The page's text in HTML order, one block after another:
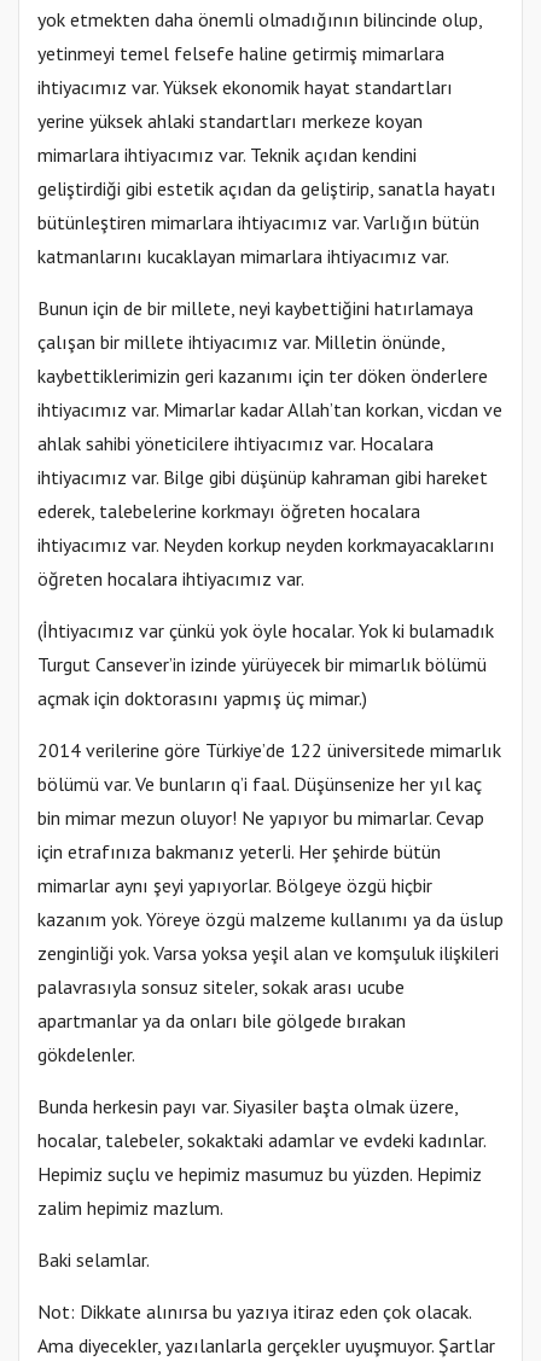
yok etmekten daha önemli olmadığının bilincinde olup,
yetinmeyi temel felsefe haline getirmiş mimarlara
ihtiyacımız var. Yüksek ekonomik hayat standartları
yerine yüksek ahlaki standartları merkeze koyan
mimarlara ihtiyacımız var. Teknik açıdan kendini
geliştirdiği gibi estetik açıdan da geliştirip, sanatla hayatı
bütünleştiren mimarlara ihtiyacımız var. Varlığın bütün
katmanlarını kucaklayan mimarlara ihtiyacımız var.
Bunun için de bir millete, neyi kaybettiğini hatırlamaya
çalışan bir millete ihtiyacımız var. Milletin önünde,
kaybettiklerimizin geri kazanımı için ter döken önderlere
ihtiyacımız var. Mimarlar kadar Allah’tan korkan, vicdan ve
ahlak sahibi yöneticilere ihtiyacımız var. Hocalara
ihtiyacımız var. Bilge gibi düşünüp kahraman gibi hareket
ederek, talebelerine korkmayı öğreten hocalara
ihtiyacımız var. Neyden korkup neyden korkmayacaklarını
öğreten hocalara ihtiyacımız var.
(İhtiyacımız var çünkü yok öyle hocalar. Yok ki bulamadık
Turgut Cansever’in izinde yürüyecek bir mimarlık bölümü
açmak için doktorasını yapmış üç mimar.)
2014 verilerine göre Türkiye’de 122 üniversitede mimarlık
bölümü var. Ve bunların q’i faal. Düşünsenize her yıl kaç
bin mimar mezun oluyor! Ne yapıyor bu mimarlar. Cevap
için etrafınıza bakmanız yeterli. Her şehirde bütün
mimarlar aynı şeyi yapıyorlar. Bölgeye özgü hiçbir
kazanım yok. Yöreye özgü malzeme kullanımı ya da üslup
zenginliği yok. Varsa yoksa yeşil alan ve komşuluk ilişkileri
palavrasıyla sonsuz siteler, sokak arası ucube
apartmanlar ya da onları bile gölgede bırakan
gökdelenler.
Bunda herkesin payı var. Siyasiler başta olmak üzere,
hocalar, talebeler, sokaktaki adamlar ve evdeki kadınlar.
Hepimiz suçlu ve hepimiz masumuz bu yüzden. Hepimiz
zalim hepimiz mazlum.
Baki selamlar.
Not: Dikkate alınırsa bu yazıya itiraz eden çok olacak.
Ama diyecekler, yazılanlarla gerçekler uyuşmuyor. Şartlar